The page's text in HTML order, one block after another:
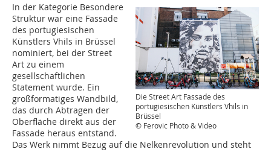
Die Street Art Fassade des
portugiesischen Künstlers Vhils in
Brüssel
© Ferovic Photo & Video
In der Kategorie Besondere
Struktur war eine Fassade
des portugiesischen
Künstlers Vhils in Brüssel
nominiert, bei der Street
Art zu einem
gesellschaftlichen
Statement wurde. Ein
großformatiges Wandbild,
das durch Abtragen der
Oberfläche direkt aus der
Fassade heraus entstand.
Das Werk nimmt Bezug auf die Nelkenrevolution und steht